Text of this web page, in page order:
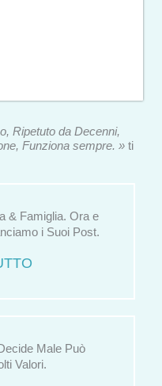
Ripetuto da Decenni,
Funziona sempre. » ti
& Famiglia. Ora e
i Suoi Post.
Male Può
Valori.